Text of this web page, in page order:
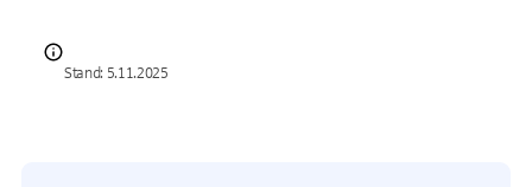
Stand: 5.11.2025